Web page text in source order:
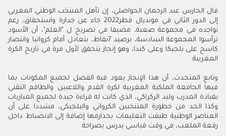
قال الحارس عبد الرحمان الحواصلي، إن تأهل المنتخب الوطني المغربي
إلى الدور الثاني في مونديال قطر2022 جاء عن جدارة واستحقاق، رغم
تواجده في مجموعة صعبة، مضيفا في تصريح ل "العلم"، أن الأسود
ترأسوا المجموعة السادسة، برصيد 7نقاط، بتعادل أمام كرواتيا وانتصار
كاسح على بلجيكا وعلى كندا، وهو إنجاز يتحقق لأول مرة في تاريخ الكرة
المغربية.
وتابع المتحدث، أن هذا الإنجاز يعود فيه الفضل لجميع المكونات بما
فيها الجامعة الملكية المغربية لكرة القدم واللاعبين والطاقم التقني
بقيادة المدرب وليد الركراكي، الذي كانت له قراءة جيدة لجميع المباريات
وكذا الحد من خطورة المنتخبين الكرواتي والبلجيكي، مشددا على أن
العناصر الوطنية طبقت التعليمات بحذارفها إضافة إلى الانضباط داخل
رقعة الملعب، في وقت قياسي يدرس يصراحة.